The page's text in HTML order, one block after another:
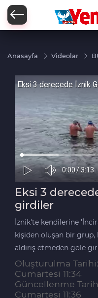
Anasayfa Videolar
Eksi 3
girdiler
İznik'te kendilerine
kişiden oluşan bir grup,
aldırış etmeden göle
Oluşturulma
Cumartesi 11:34
Güncellenme
Cumartesi 11:36